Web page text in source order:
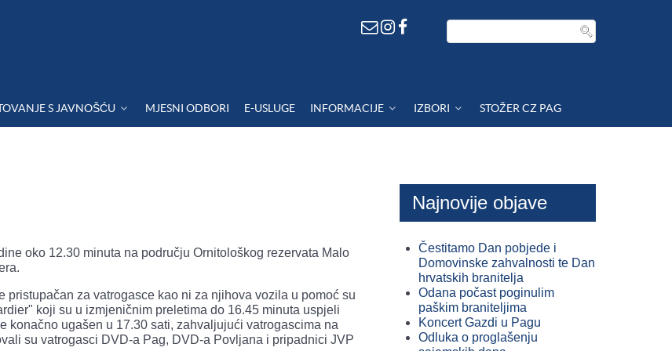
S JAVNOŠĆU MJESNI ODBORI E-USLUGE INFORMACIJE IZBORI STOŽER CZ PAG
oko 12.30 minuta na području Ornitološkog rezervata Malo
pristupačan za vatrogasce kao ni za njihova vozila u pomoć su
koji su u izmjeničnim preletima do 16.45 minuta uspjeli
konačno ugašen u 17.30 sati, zahvaljujući vatrogascima na
su vatrogasci DVD-a Pag, DVD-a Povljana i pripadnici JVP
Najnovije objave
Čestitamo Dan pobjede i
Domovinske zahvalnosti te Dan
hrvatskih branitelja
Odana počast poginulim
paškim braniteljima
Koncert Gazdi u Pagu
Odluka o proglašenju